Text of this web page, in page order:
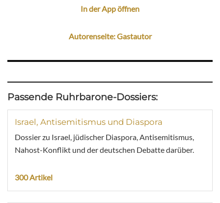
In der App öffnen
Autorenseite: Gastautor
Passende Ruhrbarone-Dossiers:
Israel, Antisemitismus und Diaspora
Dossier zu Israel, jüdischer Diaspora, Antisemitismus,
Nahost-Konflikt und der deutschen Debatte darüber.
300 Artikel